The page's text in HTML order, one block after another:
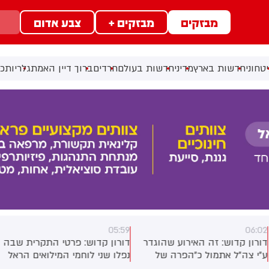
מבזקים מבזקים + צבע אדום
חדשות בארץמדיניחדשות בעולםחרדיםברוך דיין האמתגלריות
06:02
דורון קדוש: זה האירוע שהוגדר
ע״י צה״ל אתמול כ״הפרה של
05:59
דורון קדוש: פרטי התקרית שבה
נפלו שני לוחמי המילואים הראל